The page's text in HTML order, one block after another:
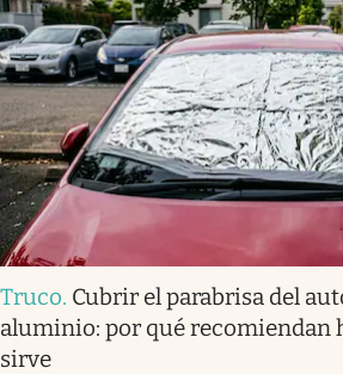
Truco. Cubrir el parabrisa del
aluminio: por qué recomiendan
sirve